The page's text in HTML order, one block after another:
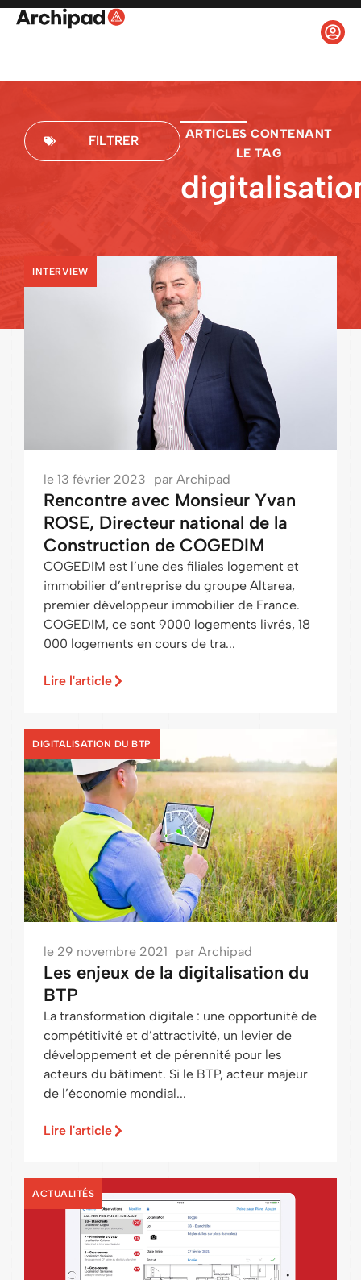
ARTICLES CONTENANT
LE TAG
FILTRER
INTERVIEW
le 13 février 2023 par Archipad
Rencontre avec Monsieur Yvan
ROSE, Directeur national de la
Construction de COGEDIM
COGEDIM est l’une des filiales logement et
immobilier d’entreprise du groupe Altarea,
premier développeur immobilier de France.
COGEDIM, ce sont 9000 logements livrés, 18
000 logements en cours de tra...
Lire l'article
DIGITALISATION DU BTP
le 29 novembre 2021 par Archipad
Les enjeux de la digitalisation du
BTP
La transformation digitale : une opportunité de
compétitivité et d’attractivité, un levier de
développement et de pérennité pour les
acteurs du bâtiment. Si le BTP, acteur majeur
de l’économie mondial...
Lire l'article
ACTUALITÉS